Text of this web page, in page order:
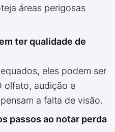
áreas perigosas
ter qualidade de
eles podem ser
olfato, audição e
a falta de visão.
passos ao notar perda